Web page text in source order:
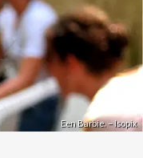
Een Barbie. – Isopix